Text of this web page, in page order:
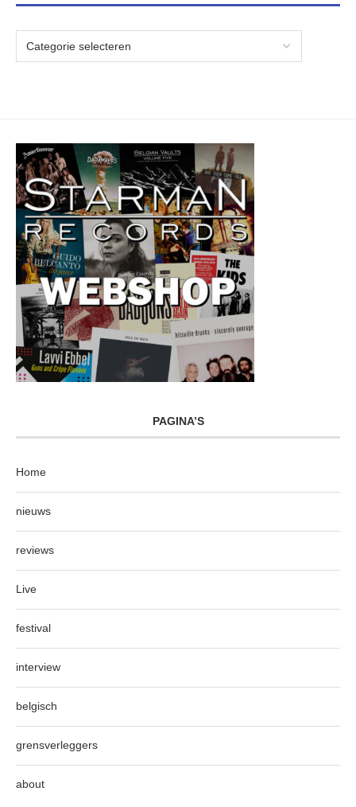
PAGINA’S
Home
nieuws
reviews
Live
festival
interview
belgisch
grensverleggers
about